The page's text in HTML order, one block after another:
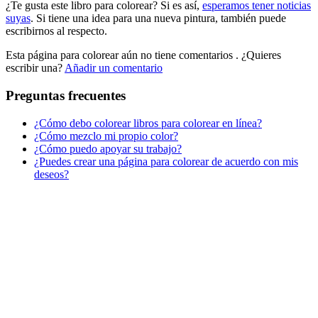
Música e instrumentos musicales
Peluches y caballos
Primavera y pascua
Transporte
Verano y vacaciones
Libros para colorear para niños
Nezaradené
¿Te gusta este libro para colorear? Si es así, esperamos tener noticias
suyas. Si tiene una idea para una nueva pintura, también puede
escribirnos al respecto.
Esta página para colorear aún no tiene comentarios . ¿Quieres
escribir una? Añadir un comentario
Preguntas frecuentes
¿Cómo debo colorear libros para colorear en línea?
¿Cómo mezclo mi propio color?
¿Cómo puedo apoyar su trabajo?
¿Puedes crear una página para colorear de acuerdo con mis
deseos?